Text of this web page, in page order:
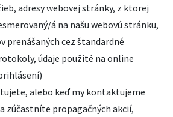
adresy webovej stránky, z ktorej
á na našu webovú stránku,
prenášaných cez štandardné
údaje použité na online
alebo keď my kontaktujeme
zúčastníte propagačných akcií,